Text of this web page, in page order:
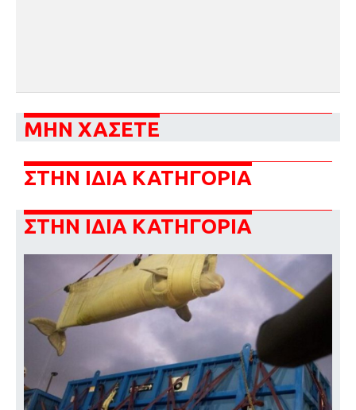
ΜΗΝ ΧΑΣΕΤΕ
ΣΤΗΝ ΙΔΙΑ ΚΑΤΗΓΟΡΙΑ
ΣΤΗΝ ΙΔΙΑ ΚΑΤΗΓΟΡΙΑ